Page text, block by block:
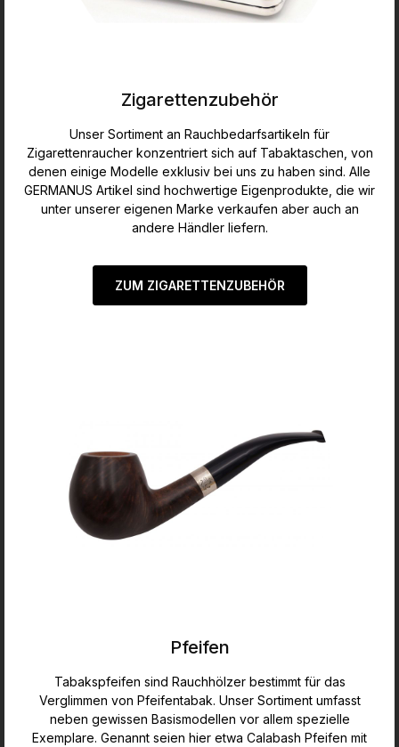
Zigarettenzubehör
Unser Sortiment an Rauchbedarfsartikeln für
Zigarettenraucher konzentriert sich auf Tabaktaschen, von
denen einige Modelle exklusiv bei uns zu haben sind. Alle
GERMANUS Artikel sind hochwertige Eigenprodukte, die wir
unter unserer eigenen Marke verkaufen aber auch an
andere Händler liefern.
ZUM ZIGARETTENZUBEHÖR
Pfeifen
Tabakspfeifen sind Rauchhölzer bestimmt für das
Verglimmen von Pfeifentabak. Unser Sortiment umfasst
neben gewissen Basismodellen vor allem spezielle
Exemplare. Genannt seien hier etwa Calabash Pfeifen mit